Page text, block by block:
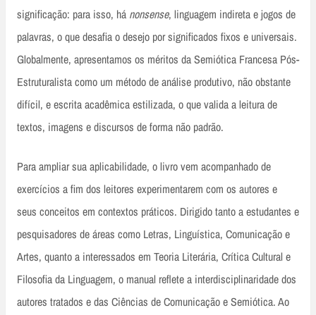
significação: para isso, há nonsense, linguagem indireta e jogos de
palavras, o que desafia o desejo por significados fixos e universais.
Globalmente, apresentamos os méritos da Semiótica Francesa Pós-
Estruturalista como um método de análise produtivo, não obstante
difícil, e escrita acadêmica estilizada, o que valida a leitura de
textos, imagens e discursos de forma não padrão.
Para ampliar sua aplicabilidade, o livro vem acompanhado de
exercícios a fim dos leitores experimentarem com os autores e
seus conceitos em contextos práticos. Dirigido tanto a estudantes e
pesquisadores de áreas como Letras, Linguística, Comunicação e
Artes, quanto a interessados em Teoria Literária, Crítica Cultural e
Filosofia da Linguagem, o manual reflete a interdisciplinaridade dos
autores tratados e das Ciências de Comunicação e Semiótica. Ao